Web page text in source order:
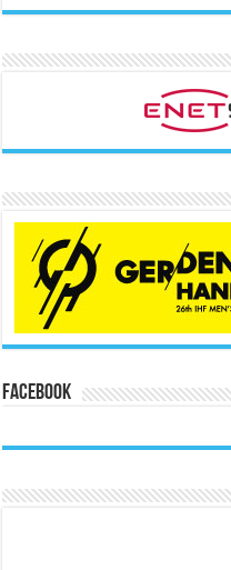
Facebook